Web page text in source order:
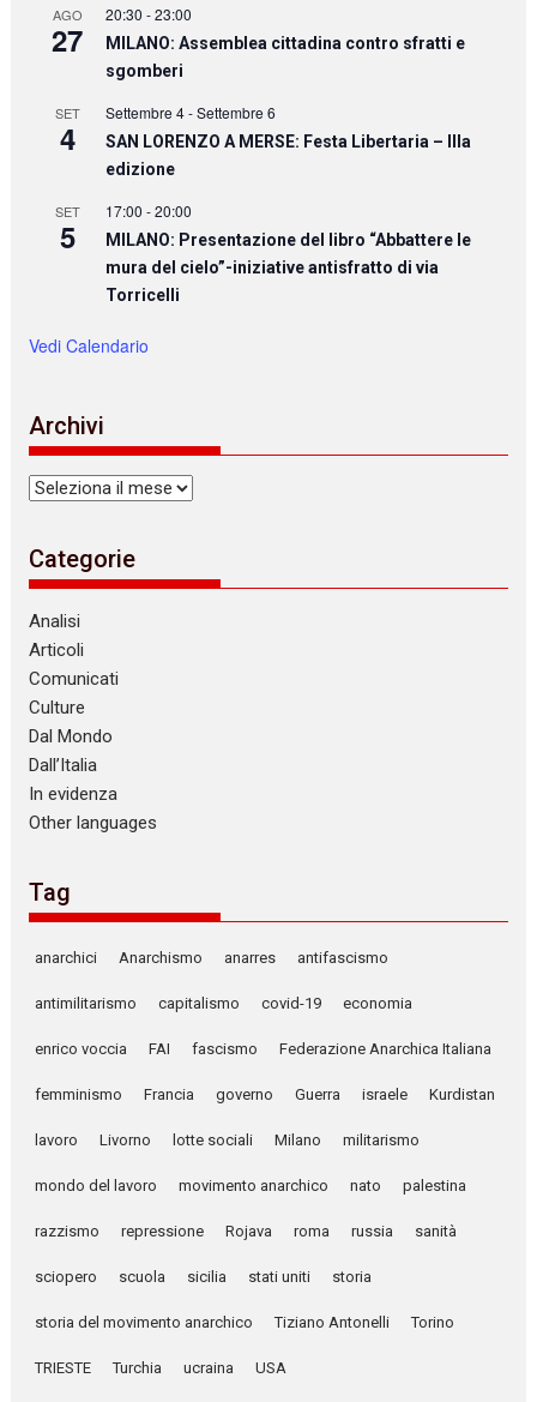
AGO
27
20:30 -23:00
MILANO: Assemblea cittadina contro sfratti e
sgomberi
SET
4
Settembre 4-Settembre 6
SAN LORENZO A MERSE: Festa Libertaria – IIIa
edizione
SET
5
17:00 -20:00
MILANO: Presentazione del libro “Abbattere le
mura del cielo”-iniziative antisfratto di via
Torricelli
Vedi Calendario
Archivi
Archivi
Categorie
Analisi
Articoli
Comunicati
Culture
Dal Mondo
Dall’Italia
In evidenza
Other languages
Tag
anarchici Anarchismo anarres antifascismo
antimilitarismo capitalismo covid-19 economia
enrico voccia FAI fascismo Federazione Anarchica Italiana
femminismo Francia governo Guerra israele Kurdistan
lavoro Livorno lotte sociali Milano militarismo
mondo del lavoro movimento anarchico nato palestina
razzismo repressione Rojava roma russia sanità
sciopero scuola sicilia stati uniti storia
storia del movimento anarchico Tiziano Antonelli Torino
TRIESTE Turchia ucraina USA